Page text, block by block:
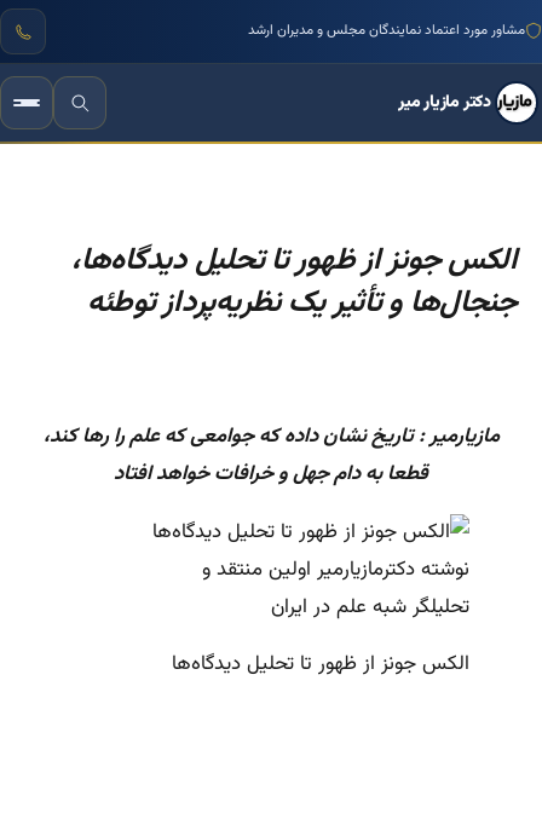
مشاور مورد اعتماد نمایندگان مجلس و مدیران ارشد
دکتر مازیار میر
الکس جونز از ظهور تا تحلیل دیدگاه‌ها،
جنجال‌ها و تأثیر یک نظریه‌پرداز توطئه
مازیارمیر : تاریخ نشان داده که جوامعی که علم را رها کند،
قطعا به دام جهل و خرافات خواهد افتاد
الکس جونز از ظهور تا تحلیل دیدگاه‌ها